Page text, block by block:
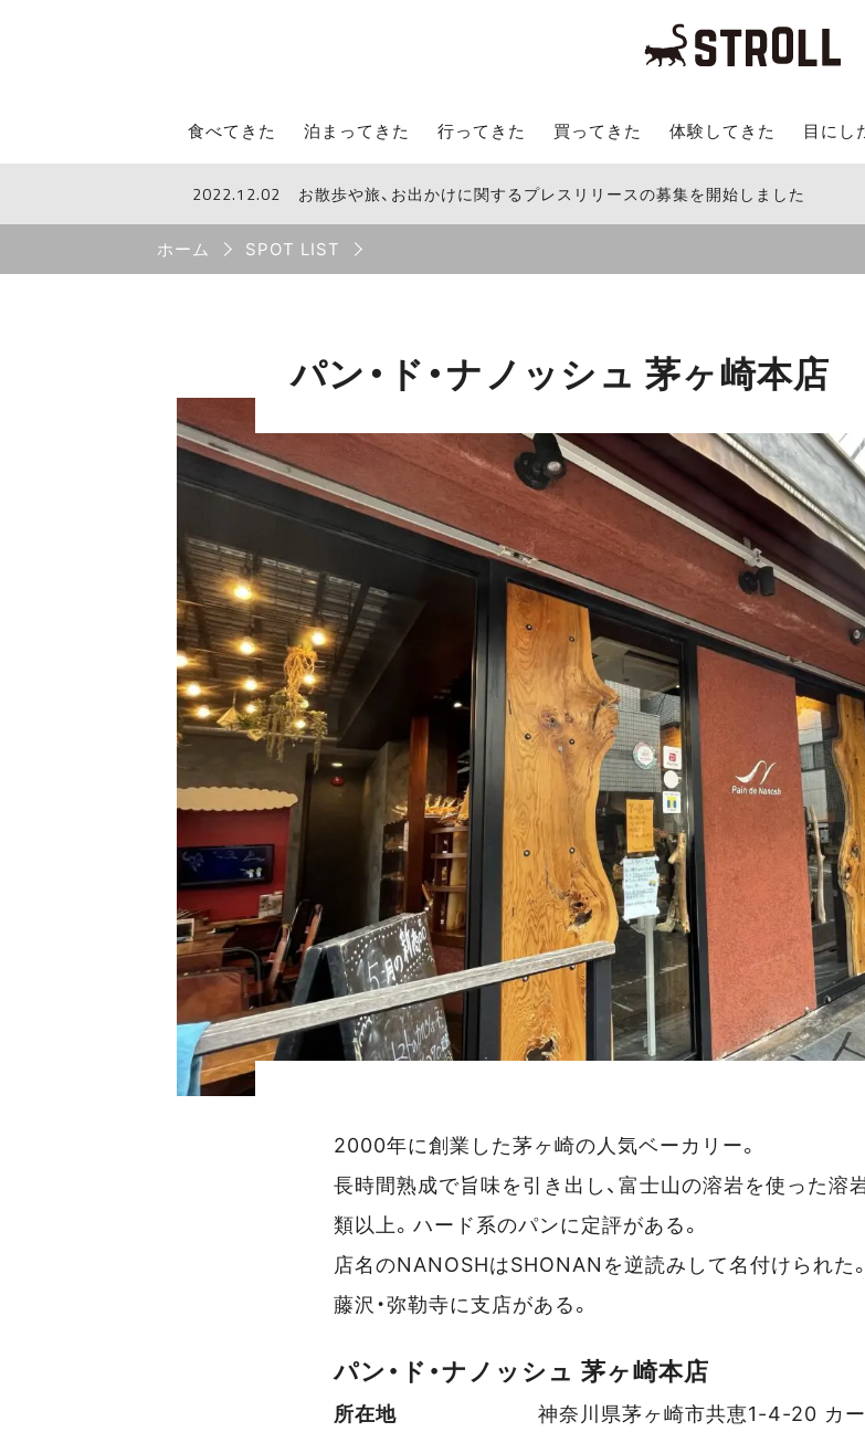
STROLL Menu
食べてきた 泊まってきた 行ってきた 買ってきた 体験してきた 目にし
STROLLからのお知らせ
2022.12.02 お散歩や旅、お出かけに関するプレスリリースの募集を開始しました
Breadcrumb
ホーム SPOT LIST
パン・ド・ナノッシュ 茅ヶ崎本店
2000年に創業した茅ヶ崎の人気ベーカリー。
長時間熟成で旨味を引き出し、富士山の溶岩を使った溶
類以上。ハード系のパンに定評がある。
店名のNANOSHはSHONANを逆読みして名付けられた。
藤沢・弥勒寺に支店がある。
スポットデータ
パン・ド・ナノッシュ 茅ヶ崎本店
所在地 神奈川県茅ヶ崎市共恵1-4-20 カ